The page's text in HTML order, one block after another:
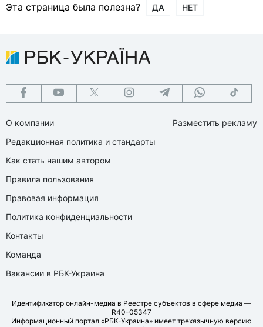
Эта страница была полезна? ДА НЕТ
О компании
Редакционная политика и стандарты
Как стать нашим автором
Правила пользования
Правовая информация
Политика конфиденциальности
Контакты
Команда
Вакансии в РБК-Украина
Разместить рекламу
Идентификатор онлайн-медиа в Реестре субъектов в сфере медиа —
R40-05347
Информационный портал «РБК-Украина» имеет трехязычную версию